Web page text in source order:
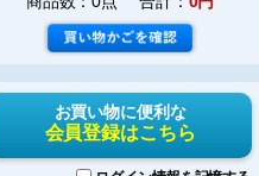
お買い物に便利な
会員登録はこちら